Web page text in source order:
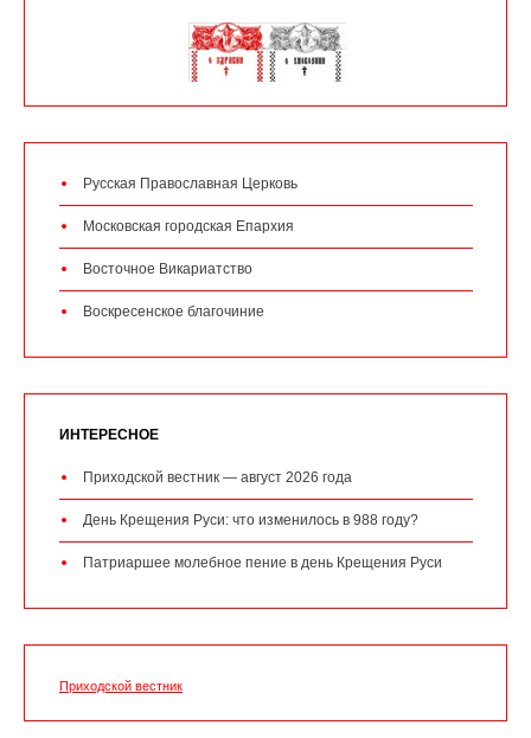
Русская Православная Церковь
Московская городская Епархия
Восточное Викариатство
Воскресенское благочиние
ИНТЕРЕСНОЕ
Приходской вестник — август 2026 года
День Крещения Руси: что изменилось в 988 году?
Патриаршее молебное пение в день Крещения Руси
Приходской вестник